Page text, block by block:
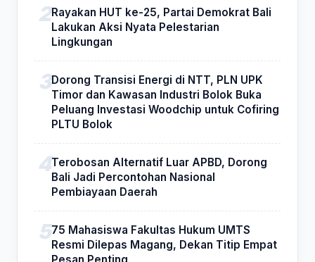
Rayakan HUT ke-25, Partai Demokrat Bali
Lakukan Aksi Nyata Pelestarian
Lingkungan
Dorong Transisi Energi di NTT, PLN UPK
Timor dan Kawasan Industri Bolok Buka
Peluang Investasi Woodchip untuk Cofiring
PLTU Bolok
Terobosan Alternatif Luar APBD, Dorong
Bali Jadi Percontohan Nasional
Pembiayaan Daerah
75 Mahasiswa Fakultas Hukum UMTS
Resmi Dilepas Magang, Dekan Titip Empat